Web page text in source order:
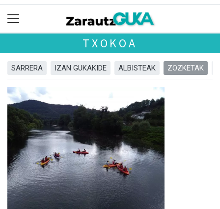
TXOKOA
SARRERA IZAN GUKAKIDE ALBISTEAK ZOZKETAK